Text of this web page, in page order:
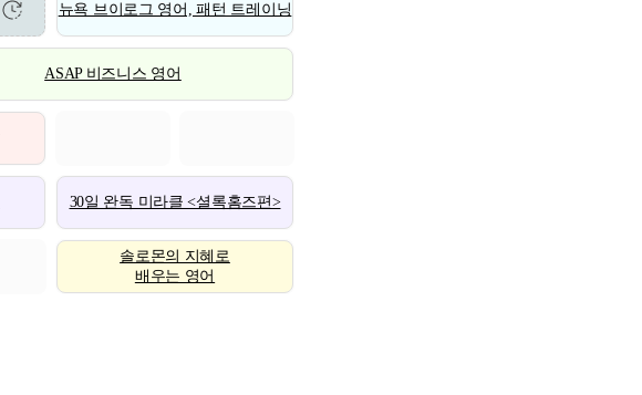
뉴욕 브이로그 영어, 패턴 트레이닝
ASAP 비즈니스 영어
30일 완독 미라클 <셜록홈즈편>
솔로몬의 지혜로
배우는 영어